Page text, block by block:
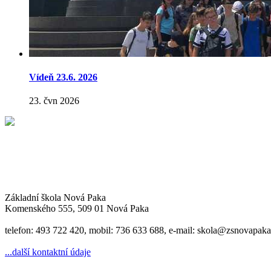
Vídeň 23.6. 2026
23. čvn 2026
Základní škola Nová Paka
Komenského 555, 509 01 Nová Paka
telefon: 493 722 420, mobil: 736 633 688, e-mail:
...další kontaktní údaje